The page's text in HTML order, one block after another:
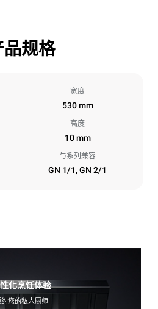
品规格
宽度
530 mm
高度
10 mm
与系列兼容
GN 1/1, GN 2/1
化烹饪体验
约您的私人厨师